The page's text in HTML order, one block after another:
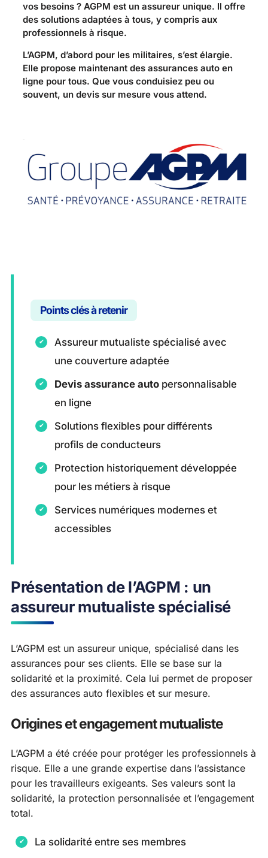
vos besoins ? AGPM est un assureur unique. Il offre
des solutions adaptées à tous, y compris aux
professionnels à risque.
L’AGPM, d’abord pour les militaires, s’est élargie.
Elle propose maintenant des assurances auto en
ligne pour tous. Que vous conduisiez peu ou
souvent, un devis sur mesure vous attend.
Points clés à retenir
Assureur mutualiste spécialisé avec
une couverture adaptée
Devis assurance auto personnalisable
en ligne
Solutions flexibles pour différents
profils de conducteurs
Protection historiquement développée
pour les métiers à risque
Services numériques modernes et
accessibles
Présentation de l’AGPM : un
assureur mutualiste spécialisé
L’AGPM est un assureur unique, spécialisé dans les
assurances pour ses clients. Elle se base sur la
solidarité et la proximité. Cela lui permet de proposer
des assurances auto flexibles et sur mesure.
Origines et engagement mutualiste
L’AGPM a été créée pour protéger les professionnels à
risque. Elle a une grande expertise dans l’assistance
pour les travailleurs exigeants. Ses valeurs sont la
solidarité, la protection personnalisée et l’engagement
total.
La solidarité entre ses membres